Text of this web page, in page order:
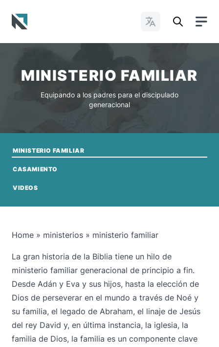
Cambiar idioma
MINISTERIO FAMILIAR
Equipando a los padres para el discipulado
generacional
MINISTERIO FAMILIAR
CASAMIENTO
VIDEOS
Home » ministerios » ministerio familiar
La gran historia de la Biblia tiene un hilo de
ministerio familiar generacional de principio a fin.
Desde Adán y Eva y sus hijos, hasta la elección de
Dios de perseverar en el mundo a través de Noé y
su familia, el legado de Abraham, el linaje de Jesús
del rey David y, en última instancia, la iglesia, la
familia de Dios, la familia es un componente clave